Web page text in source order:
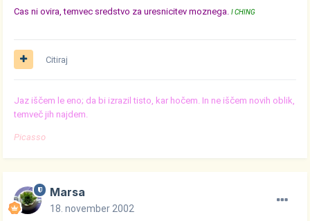
Cas ni ovira, temvec sredstvo za uresnicitev moznega. I CHING
Citiraj
Jaz iščem le eno; da bi izrazil tisto, kar hočem. In ne iščem novih oblik,
temveč jih najdem.
Picasso
Marsa
18. november 2002